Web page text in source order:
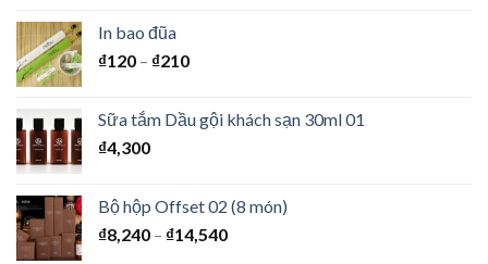
In bao đũa
₫120 – ₫210
Sữa tắm Dầu gội khách sạn 30ml 01
₫4,300
Bộ hộp Offset 02 (8 món)
₫8,240 – ₫14,540